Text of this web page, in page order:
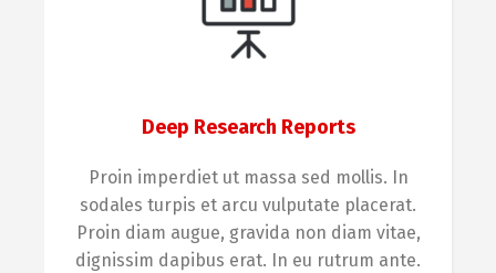
Deep Research Reports
Proin imperdiet ut massa sed mollis. In
sodales turpis et arcu vulputate placerat.
Proin diam augue, gravida non diam vitae,
dignissim dapibus erat. In eu rutrum ante.